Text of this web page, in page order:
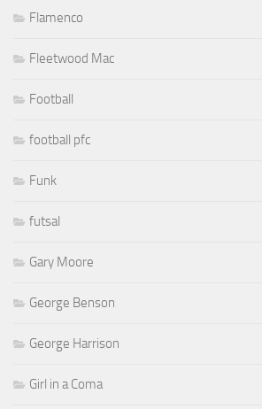
Flamenco
Fleetwood Mac
Football
football pfc
Funk
futsal
Gary Moore
George Benson
George Harrison
Girl in a Coma